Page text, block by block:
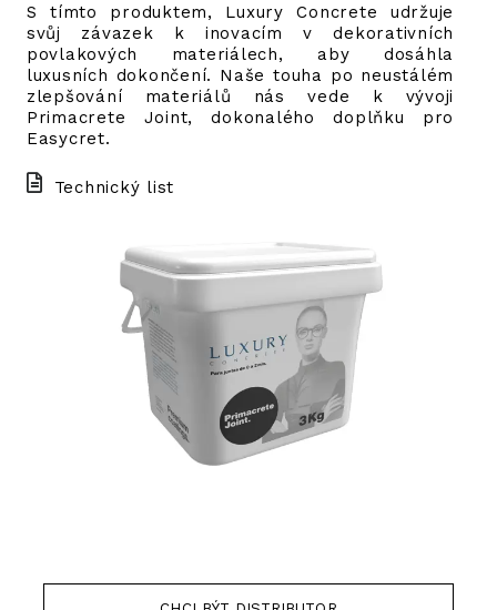
S tímto produktem, Luxury Concrete udržuje
svůj závazek k inovacím v dekorativních
povlakových materiálech, aby dosáhla
luxusních dokončení. Naše touha po neustálém
zlepšování materiálů nás vede k vývoji
Primacrete Joint, dokonalého doplňku pro
Easycret.
Technický list